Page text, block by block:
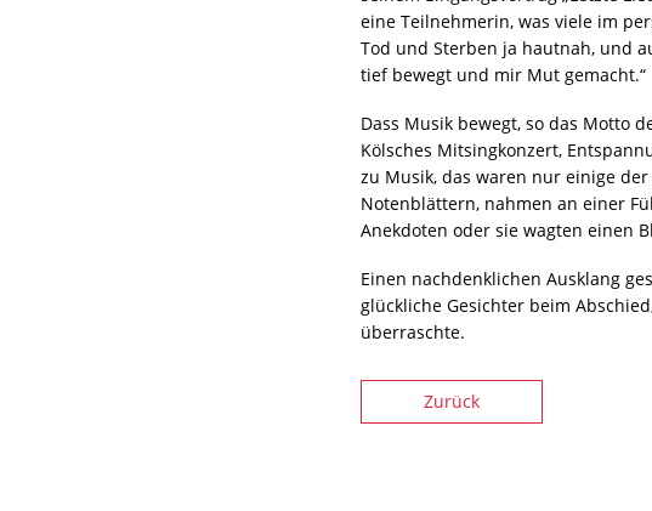
eine Teilnehmerin, was viele im
Tod und Sterben ja hautnah, und
tief bewegt und mir Mut gemacht.“
Dass Musik bewegt, so das Motto
Kölsches Mitsingkonzert,
zu Musik, das waren nur einige
Notenblättern, nahmen an einer
Anekdoten oder sie wagten einen
Einen nachdenklichen Ausklang
glückliche Gesichter beim
überraschte.
Zurück